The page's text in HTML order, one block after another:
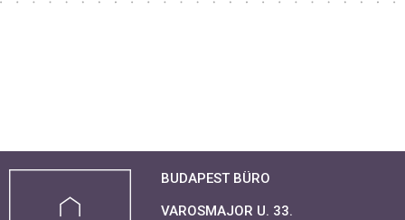
BUDAPEST BÜRO
VAROSMAJOR U. 33.